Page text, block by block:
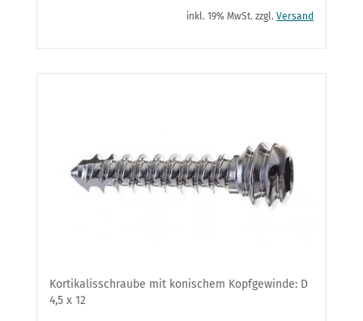
inkl. 19% MwSt. zzgl. Versand
Kortikalisschraube mit konischem Kopfgewinde: D
4,5 x 12